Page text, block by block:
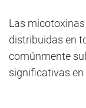
Las
distribuidas en
comúnmente
significativas